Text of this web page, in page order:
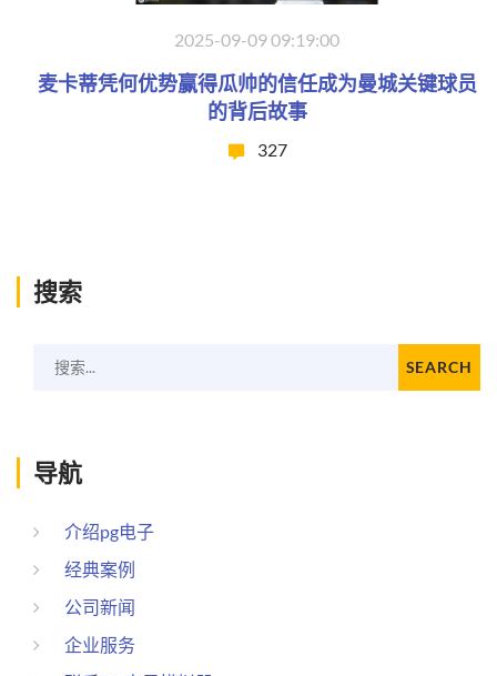
2025-09-09 09:19:00
麦卡蒂凭何优势赢得瓜帅的信任成为曼城关键球员
的背后故事
327
搜索
搜索... SEARCH
导航
介绍pg电子
经典案例
公司新闻
企业服务